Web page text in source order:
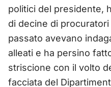
politici del presidente,
di decine di
passato avevano
alleati e ha persino
striscione con il volto
facciata del